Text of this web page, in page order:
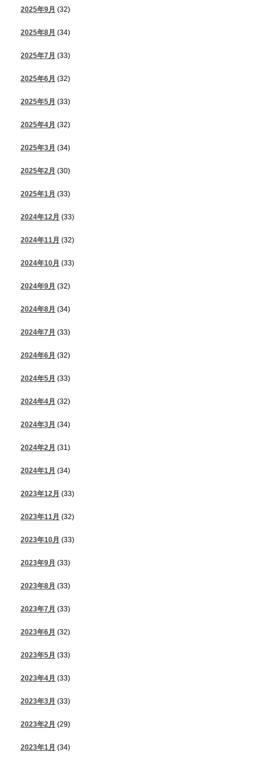
2025年9月 (32)
2025年8月 (34)
2025年7月 (33)
2025年6月 (32)
2025年5月 (33)
2025年4月 (32)
2025年3月 (34)
2025年2月 (30)
2025年1月 (33)
2024年12月 (33)
2024年11月 (32)
2024年10月 (33)
2024年9月 (32)
2024年8月 (34)
2024年7月 (33)
2024年6月 (32)
2024年5月 (33)
2024年4月 (32)
2024年3月 (34)
2024年2月 (31)
2024年1月 (34)
2023年12月 (33)
2023年11月 (32)
2023年10月 (33)
2023年9月 (33)
2023年8月 (33)
2023年7月 (33)
2023年6月 (32)
2023年5月 (33)
2023年4月 (33)
2023年3月 (33)
2023年2月 (29)
2023年1月 (34)